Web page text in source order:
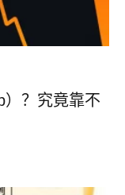
）？究竟靠不